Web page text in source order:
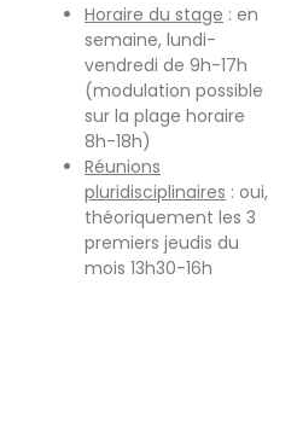
Horaire du stage : en
semaine, lundi-
vendredi de 9h-17h
(modulation possible
sur la plage horaire
8h-18h)
Réunions
pluridisciplinaires : oui,
théoriquement les 3
premiers jeudis du
mois 13h30-16h